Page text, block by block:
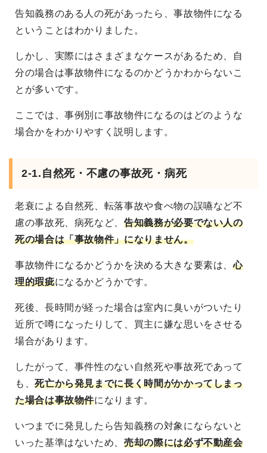
告知義務のある人の死があったら、事故物件になる
ということはわかりました。
しかし、実際にはさまざまなケースがあるため、自
分の場合は事故物件になるのかどうかわからないこ
とが多いです。
ここでは、事例別に事故物件になるのはどのような
場合かをわかりやすく説明します。
2-1.自然死・不慮の事故死・病死
老衰による自然死、転落事故や食べ物の誤嚥など不
慮の事故死、病死など、告知義務が必要でない人の
死の場合は「事故物件」になりません。
事故物件になるかどうかを決める大きな要素は、心
理的瑕疵になるかどうかです。
死後、長時間が経った場合は室内に臭いがついたり
近所で噂になったりして、買主に嫌な思いをさせる
場合があります。
したがって、事件性のない自然死や事故死であって
も、死亡から発見までに長く時間がかかってしまっ
た場合は事故物件になります。
いつまでに発見したら告知義務の対象にならないと
いった基準はないため、売却の際には必ず不動産会